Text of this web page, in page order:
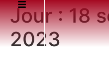
Jour :18
2023